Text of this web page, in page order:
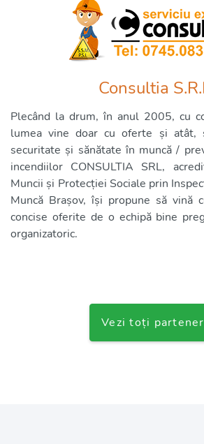
Consultia
Plecând la drum, în anul 2005, cu
lumea vine doar cu oferte și atât,
securitate și sănătate în muncă /
incendiilor CONSULTIA SRL,
Muncii și Protecției Sociale prin
Muncă Brașov, își propune să vină
concise oferite de o echipă bine
organizatoric.
Vezi toți